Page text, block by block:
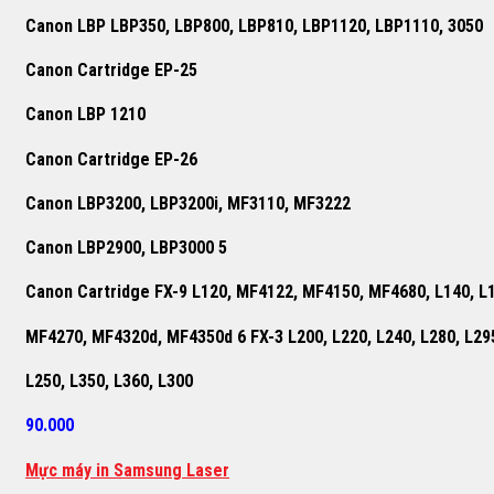
Canon LBP LBP350, LBP800, LBP810, LBP1120, LBP1110, 3050
Canon Cartridge EP-25
Canon LBP 1210
Canon Cartridge EP-26
Canon LBP3200, LBP3200i, MF3110, MF3222
Canon LBP2900, LBP3000 5
Canon Cartridge FX-9 L120, MF4122, MF4150, MF4680, L140,
MF4270, MF4320d, MF4350d 6 FX-3 L200, L220, L240, L280,
L250, L350, L360, L300
90.000
Mực máy in Samsung Laser